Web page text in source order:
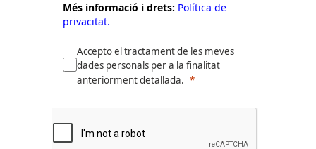
Més informació i drets: Política de
privacitat.
Accepto el tractament de les meves
dades personals per a la finalitat
anteriorment detallada.